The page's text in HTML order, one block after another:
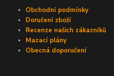
Obchodní podmínky
Doručení zboží
Recenze našich zákazníků
Mazací plány
Obecná doporučení